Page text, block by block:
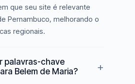
que seu site é relevante
Pernambuco, melhorando o
regionais.
palavras-chave
Belem de Maria?